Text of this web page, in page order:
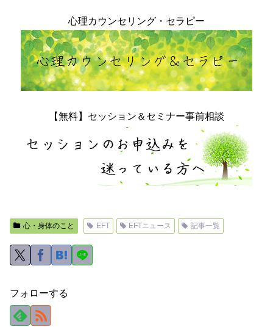
心理カウンセリング・セラピー
【無料】セッション＆セミナー事前相談
心・身体のこと EFT EFTニュース 記事一覧
フォローする